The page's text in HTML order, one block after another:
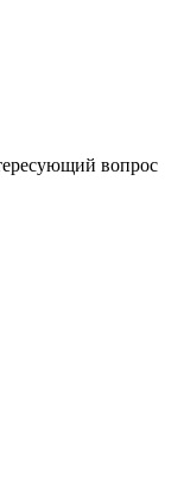
вопрос